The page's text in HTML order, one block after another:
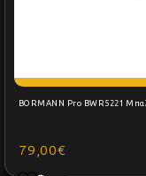
BORMANN Pro BWR5221
79,00€